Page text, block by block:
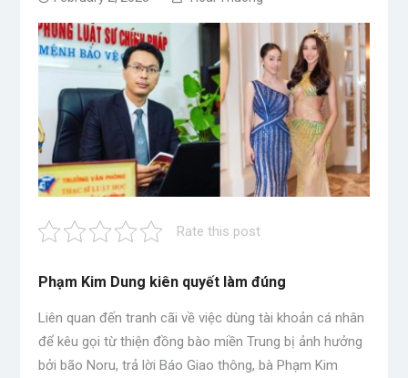
Rate this post
Phạm Kim Dung kiên quyết làm đúng
Liên quan đến tranh cãi về việc dùng tài khoản cá nhân
để kêu gọi từ thiện đồng bào miền Trung bị ảnh hưởng
bởi bão Noru, trả lời Báo Giao thông, bà Phạm Kim